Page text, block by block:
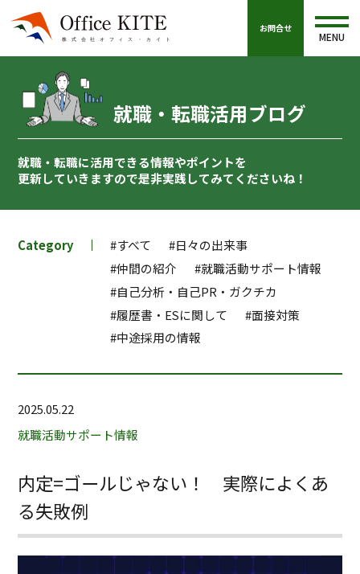
お問合せ
MENU
就職・転職活用ブログ
就職・転職に活用できる情報やポイントを
更新していきますので是非実践してみてくださいね！
Category #すべて
#日々の出来事
#仲間の紹介
#就職活動サポート情報
#自己分析・自己PR・ガクチカ
#履歴書・ESに関して
#面接対策
#中途採用の情報
2025.05.22
就職活動サポート情報
内定=ゴールじゃない！ 実際によくあ
る失敗例